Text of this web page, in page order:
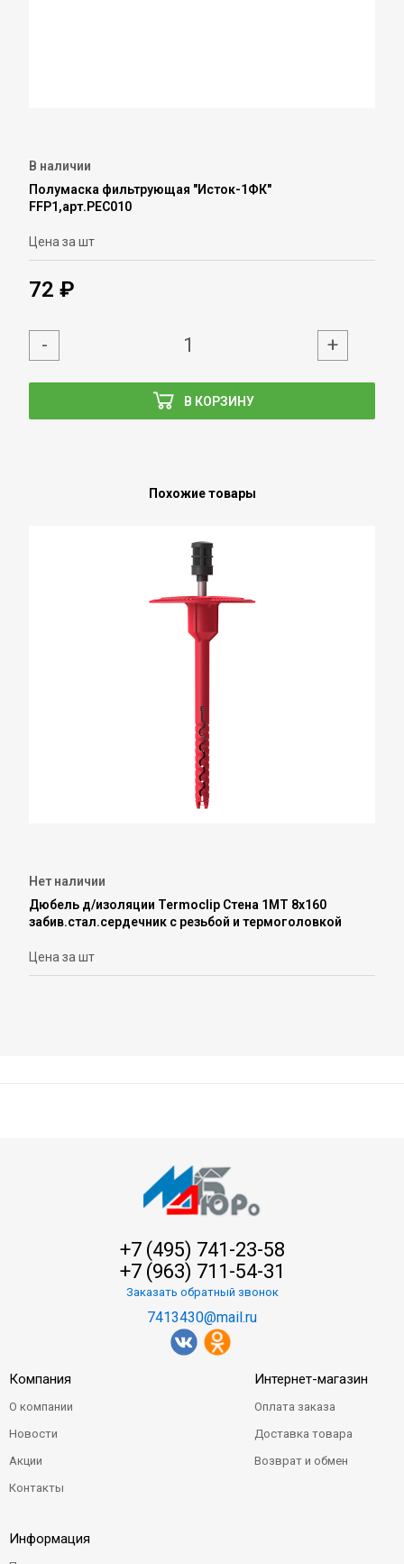
В наличии
Полумаска фильтрующая "Исток-1ФК"
FFP1,арт.РЕС010
Цена за шт
72 ₽
В КОРЗИНУ
- +
Похожие товары
Нет наличии
Дюбель д/изоляции Termoclip Стена 1МT 8х160
забив.стал.сердечник с резьбой и термоголовкой
Цена за шт
+7 (495) 741-23-58
+7 (963) 711-54-31
Заказать обратный звонок
7413430@mail.ru
Компания
О компании
Новости
Акции
Контакты
Интернет-магазин
Оплата заказа
Доставка товара
Возврат и обмен
Информация